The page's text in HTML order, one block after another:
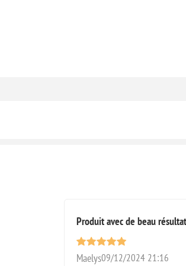
Produit avec de beau résultat
Maelys09/12/2024 21:16